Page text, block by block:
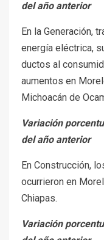
del año anterior
En la Generación,
energía eléctrica,
ductos al
aumentos en
Michoacán de
Variación
del año anterior
En Construcción,
ocurrieron en
Chiapas.
Variación